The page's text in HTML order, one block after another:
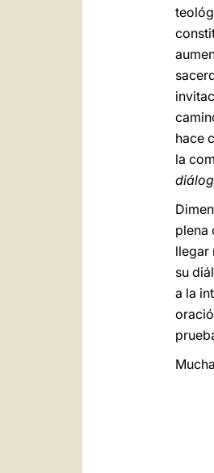
hace
la
plena
llegar
su
a la